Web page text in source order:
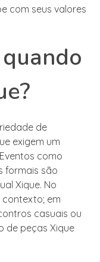
com seus valores
de
exigem um
como
formais são
Xique. No
em
casuais ou
de peças Xique